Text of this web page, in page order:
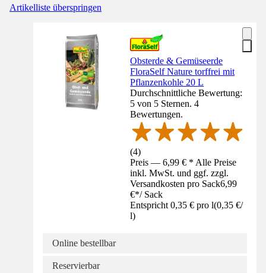
Artikelliste überspringen
Obsterde & Gemüseerde
FloraSelf Nature torffrei mit
Pflanzenkohle 20 L
Durchschnittliche Bewertung:
5 von 5 Sternen. 4
Bewertungen.
(4)
Preis — 6,99 € * Alle Preise
inkl. MwSt. und ggf. zzgl.
Versandkosten pro Sack6,99
€*/ Sack
Entspricht 0,35 € pro l(0,35 €/
l)
Online bestellbar
Reservierbar